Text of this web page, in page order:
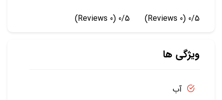
0/5
(0 Reviews)
0/5
(0 Reviews)
ویژگی ها
آب